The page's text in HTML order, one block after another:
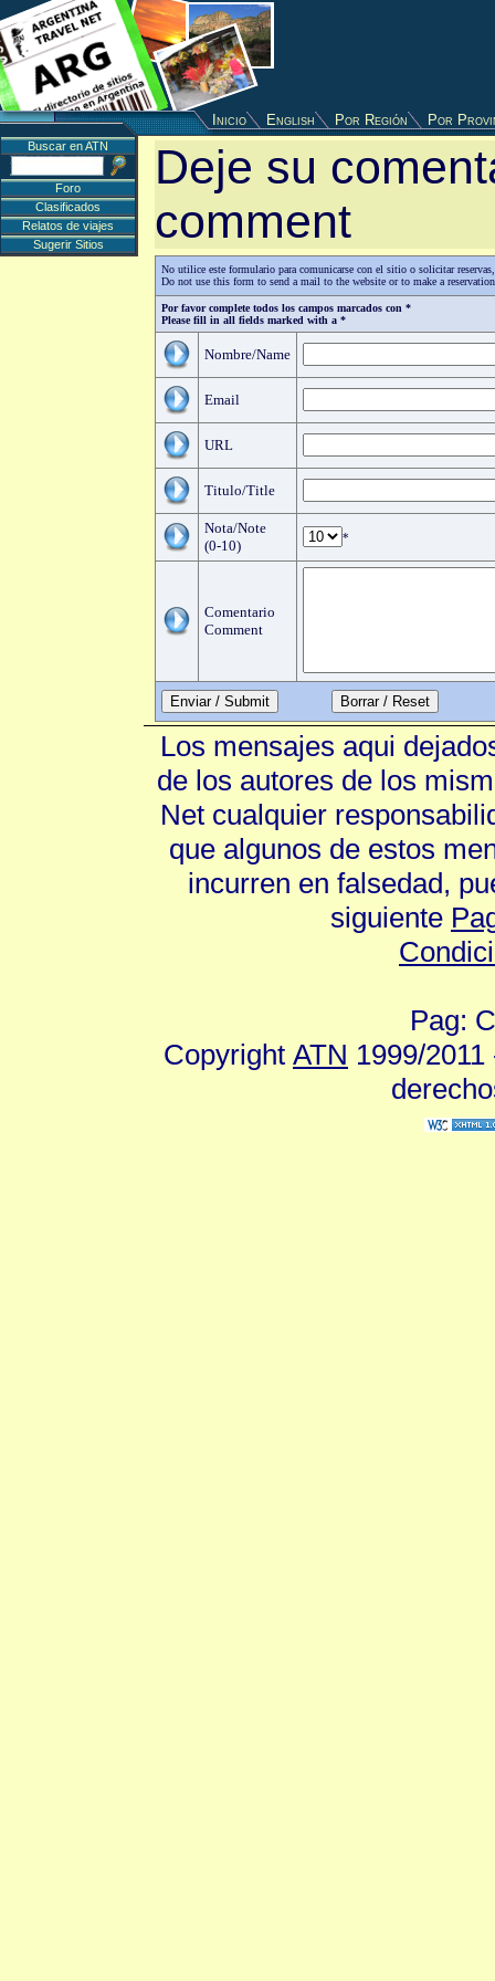
Inicio English Por Región Por
Deje su
comment
No utilice este formulario para comunicarse con el sitio o solicitar
Do not use this form to send a mail to the website or to make a
Por favor complete todos los campos marcados con *
Please fill in all fields marked with a *
Nombre/Name
Email
URL
Titulo/Title
Nota/Note
(0-10)
*
Comentario
Comment
Enviar / Submit
Buscar en ATN
Foro
Clasificados
Relatos de viajes
Sugerir Sitios
Los mensajes aqui
de los autores de los
Net cualquier
que algunos de estos
incurren en falsedad,
siguiente
Pag:
Copyright ATN 1999/